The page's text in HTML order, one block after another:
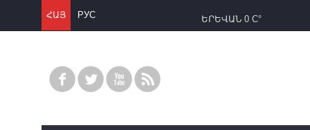
ՀԱՅ РУС ԵՐԵՎԱՆ 0 C°